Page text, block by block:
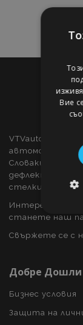
VTVauto е
автомобилни
Словакия, като:
дефлектори за
стелки за кола,
Интересувате
станете наш
Свържете се с
Добре Дошли
Бизнес условия
Защита на
Вие